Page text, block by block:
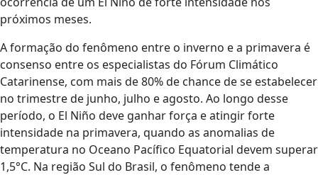
próximos meses.
A formação do fenômeno entre o inverno e a primavera é
consenso entre os especialistas do Fórum Climático
Catarinense, com mais de 80% de chance de se estabelecer
no trimestre de junho, julho e agosto. Ao longo desse
período, o El Niño deve ganhar força e atingir forte
intensidade na primavera, quando as anomalias de
temperatura no Oceano Pacífico Equatorial devem superar
1,5°C. Na região Sul do Brasil, o fenômeno tende a